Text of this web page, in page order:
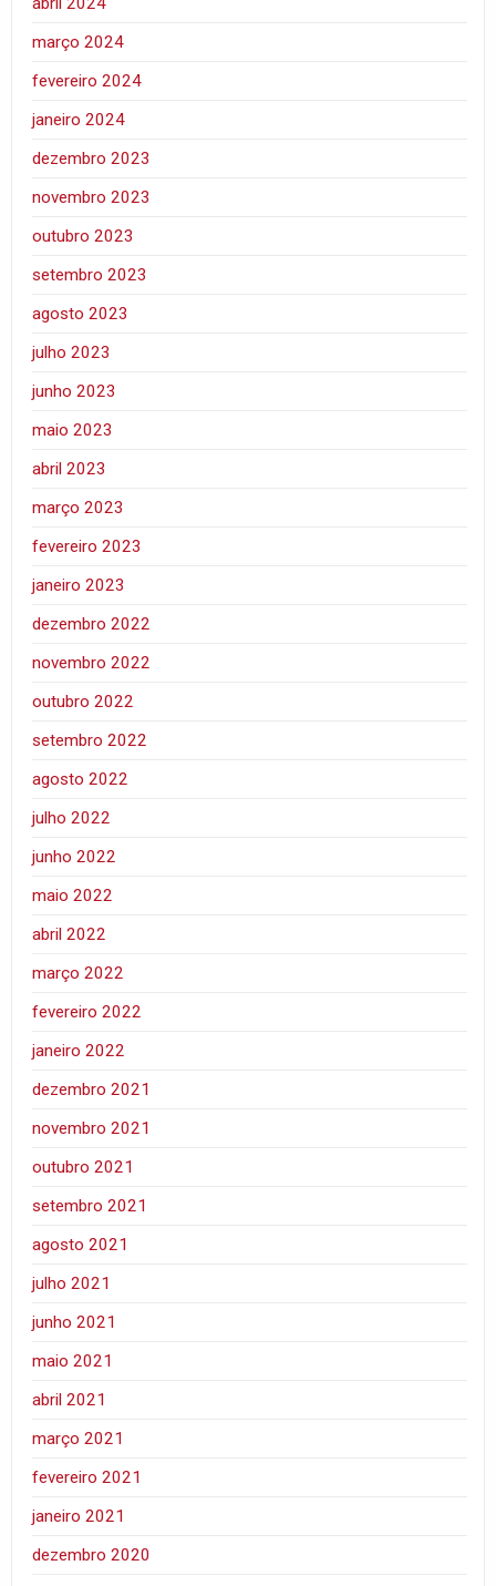
março 2024
fevereiro 2024
janeiro 2024
dezembro 2023
novembro 2023
outubro 2023
setembro 2023
agosto 2023
julho 2023
junho 2023
maio 2023
abril 2023
março 2023
fevereiro 2023
janeiro 2023
dezembro 2022
novembro 2022
outubro 2022
setembro 2022
agosto 2022
julho 2022
junho 2022
maio 2022
abril 2022
março 2022
fevereiro 2022
janeiro 2022
dezembro 2021
novembro 2021
outubro 2021
setembro 2021
agosto 2021
julho 2021
junho 2021
maio 2021
abril 2021
março 2021
fevereiro 2021
janeiro 2021
dezembro 2020